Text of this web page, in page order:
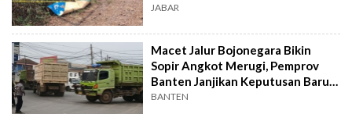
JABAR
Macet Jalur Bojonegara Bikin
Sopir Angkot Merugi, Pemprov
Banten Janjikan Keputusan Baru 4
Hari Lagi
BANTEN